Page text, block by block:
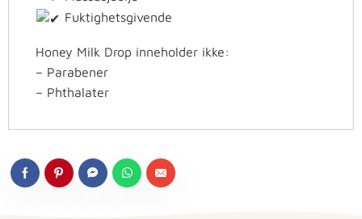
Fuktighetsgivende
Honey Milk Drop inneholder ikke:
– Parabener
– Phthalater